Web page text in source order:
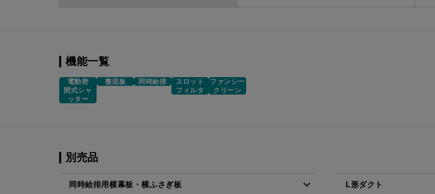
機能一覧
電動密
閉式シャ
ッター
整流板 同時給排
スロット
フィルタ
ファンシー
クリーン
別売品
同時給排用横幕板・横ふさぎ板 L形ダクト